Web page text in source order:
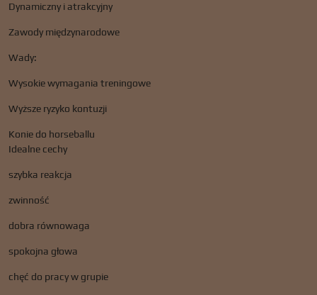
Dynamiczny i atrakcyjny
Zawody międzynarodowe
Wady:
Wysokie wymagania treningowe
Wyższe ryzyko kontuzji
Konie do horseballu
Idealne cechy
szybka reakcja
zwinność
dobra równowaga
spokojna głowa
chęć do pracy w grupie